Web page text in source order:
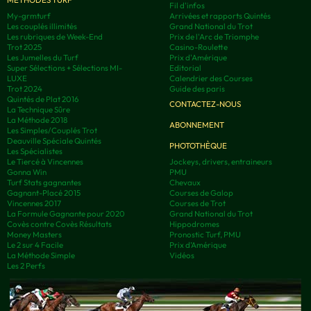
My-grmturf
Les couplés illimités
Les rubriques de Week-End
Trot 2025
Les Jumelles du Turf
Super Sélections + Sélections MI-
LUXE
Trot 2024
Quintés de Plat 2016
La Technique Sûre
La Méthode 2018
Les Simples/Couplés Trot
Deauville Spéciale Quintés
Les Spécialistes
Le Tiercé à Vincennes
Gonna Win
Turf Stats gagnantes
Gagnant-Placé 2015
Vincennes 2017
La Formule Gagnante pour 2020
Covès contre Covès Résultats
Money Masters
Le 2 sur 4 Facile
La Méthode Simple
Les 2 Perfs
Fil d'infos
Arrivées et rapports Quintés
Grand National du Trot
Prix de l'Arc de Triomphe
Casino-Roulette
Prix d'Amérique
Editorial
Calendrier des Courses
Guide des paris
CONTACTEZ-NOUS
ABONNEMENT
PHOTOTHÈQUE
Jockeys, drivers, entraineurs
PMU
Chevaux
Courses de Galop
Courses de Trot
Grand National du Trot
Hippodromes
Pronostic Turf, PMU
Prix d’Amérique
Vidéos